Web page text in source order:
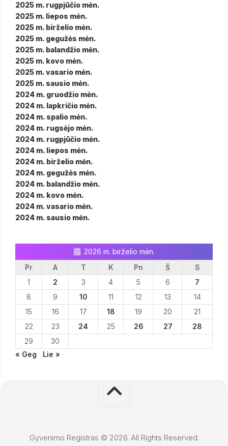
2025 m. rugpjūčio mėn.
2025 m. liepos mėn.
2025 m. birželio mėn.
2025 m. gegužės mėn.
2025 m. balandžio mėn.
2025 m. kovo mėn.
2025 m. vasario mėn.
2025 m. sausio mėn.
2024 m. gruodžio mėn.
2024 m. lapkričio mėn.
2024 m. spalio mėn.
2024 m. rugsėjo mėn.
2024 m. rugpjūčio mėn.
2024 m. liepos mėn.
2024 m. birželio mėn.
2024 m. gegužės mėn.
2024 m. balandžio mėn.
2024 m. kovo mėn.
2024 m. vasario mėn.
2024 m. sausio mėn.
2026 m. birželio mėn.
Pr
A T K Pn Š
S
1
2 3 4 5 6
7
8
9 10 11 12 13
14
15
16 17 18 19 20
21
22
23 24 25 26 27
28
29
30
« Geg
Lie »
Gyvenimo Registras © 2026. All Rights Reserved.